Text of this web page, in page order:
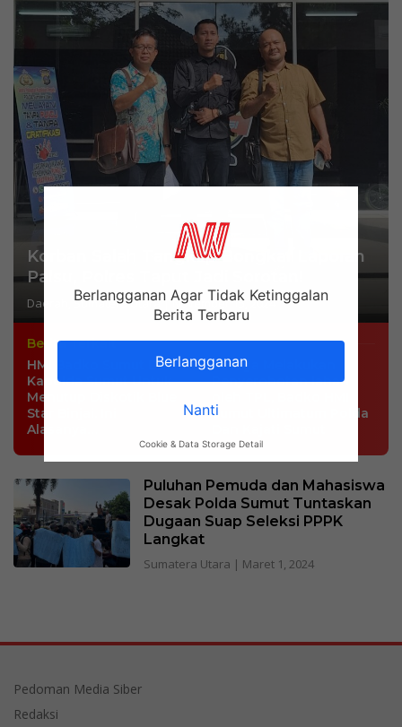
Korban Salah Tangkap Bongkar Laporan
Palsu, Polres Taput Jadi Sorotan!
Daerah Sumatera Utara|November 15, 2024
Berita Terkait
HMI Badko Sumut Desak
Kapolda Sumut Untuk
Menutup Diskotik Blue
Star Binjai. Ini
Alasanya…
Diduga Melakukan
Penyerobotan lahan
Sumut Ultimatum Polda
Puluhan Pemuda dan Mahasiswa
Desak Polda Sumut Tuntaskan
Dugaan Suap Seleksi PPPK
Langkat
Sumatera Utara | Maret 1, 2024
Pedoman Media Siber
Redaksi
Berlangganan Agar Tidak Ketinggalan
Berita Terbaru
Berlangganan
Nanti
Cookie & Data Storage Detail